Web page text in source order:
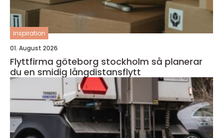
inspiration
01. August 2026
Flyttfirma göteborg stockholm så planerar
du en smidig långdistansflytt